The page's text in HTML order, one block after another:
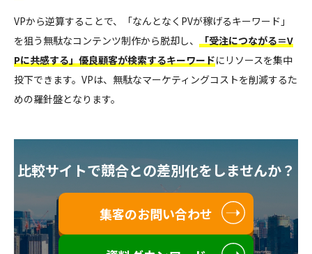
VPから逆算することで、「なんとなくPVが稼げるキーワード」
を狙う無駄なコンテンツ制作から脱却し、 「受注につながる＝V
Pに共感する」優良顧客が検索するキーワードにリソースを集中
投下できます。VPは、無駄なマーケティングコストを削減するた
めの羅針盤となります。
比較サイトで競合との差別化をしませんか？
集客のお問い合わせ